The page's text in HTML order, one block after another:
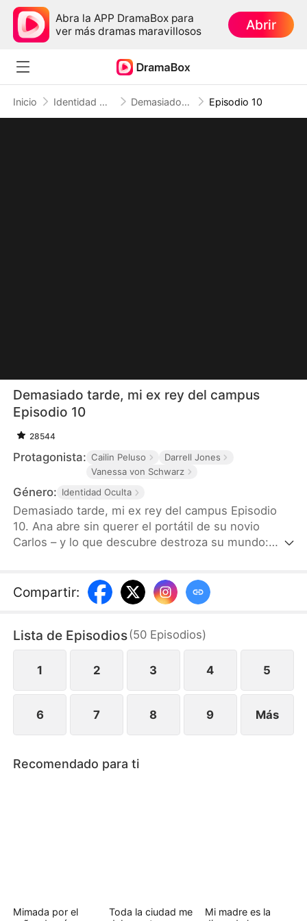
Abra la APP DramaBox para
ver más dramas maravillosos
Abrir
Inicio Identidad Oculta Demasiado tarde, mi ex rey del campus Episodio 10
Demasiado tarde, mi ex rey del campus
Episodio 10
28544
Protagonista: Cailin Peluso
Darrell Jones
Vanessa von Schwarz
Género: Identidad Oculta
Demasiado tarde, mi ex rey del campus Episodio
10. Ana abre sin querer el portátil de su novio
Carlos – y lo que descubre destroza su mundo:
Ese mismo día, Ana acepta el plan de su familia –
irse de Nueva York a París y hacerse cargo del
ella, Carlos sigue manteniendo una relación
ambigua con Serena, superando todos los límites y
creyendo que no es nada...
Compartir:
Lista de Episodios(50 Episodios)
1 2 3 4 5
6 7 8 9 Más
Recomendado para ti
Mimada por el
Toda la ciudad me
Mi madre es la